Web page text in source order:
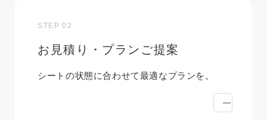
STEP 02
お見積り・プランご提案
シートの状態に合わせて最適なプランを。